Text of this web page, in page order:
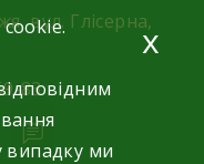
вул. Глісерна,
83
випадку ми
x